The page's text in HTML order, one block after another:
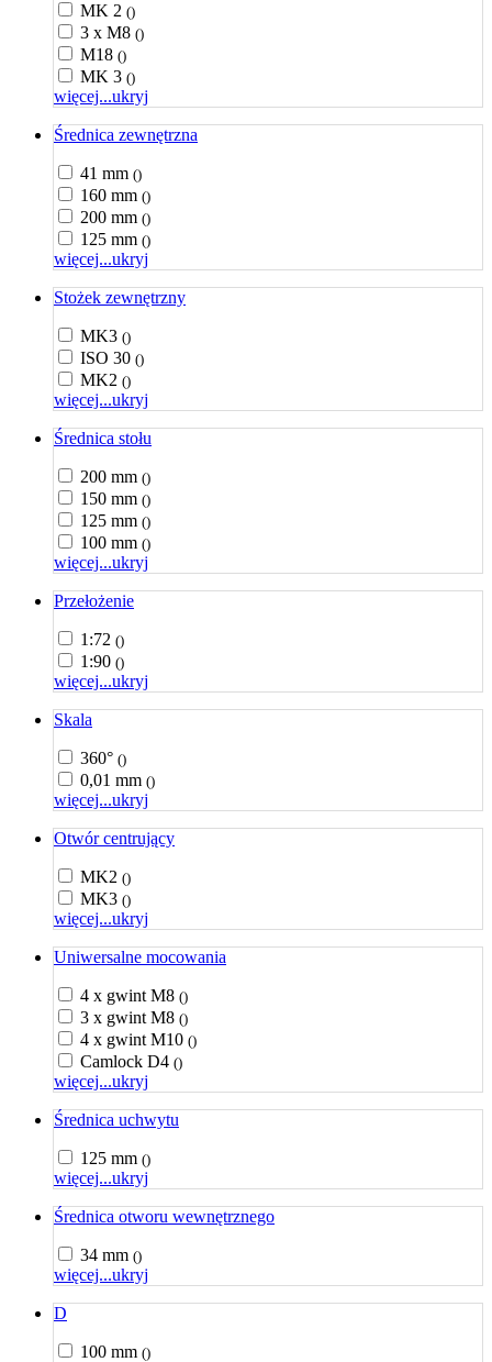
MK 2 ()
3 x M8 ()
M18 ()
MK 3 ()
więcej...ukryj
Średnica zewnętrzna
41 mm ()
160 mm ()
200 mm ()
125 mm ()
więcej...ukryj
Stożek zewnętrzny
MK3 ()
ISO 30 ()
MK2 ()
więcej...ukryj
Średnica stołu
200 mm ()
150 mm ()
125 mm ()
100 mm ()
więcej...ukryj
Przełożenie
1:72 ()
1:90 ()
więcej...ukryj
Skala
360° ()
0,01 mm ()
więcej...ukryj
Otwór centrujący
MK2 ()
MK3 ()
więcej...ukryj
Uniwersalne mocowania
4 x gwint M8 ()
3 x gwint M8 ()
4 x gwint M10 ()
Camlock D4 ()
więcej...ukryj
Średnica uchwytu
125 mm ()
więcej...ukryj
Średnica otworu wewnętrznego
34 mm ()
więcej...ukryj
D
100 mm ()